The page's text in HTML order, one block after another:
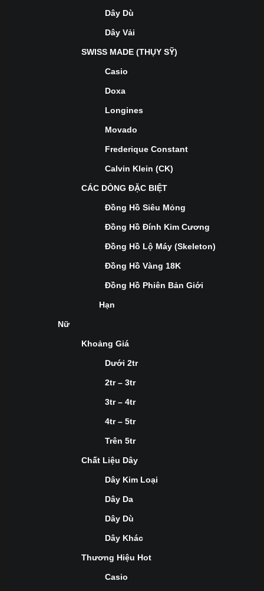
Dây Dù
Dây Vải
SWISS MADE (THỤY SỸ)
Casio
Doxa
Longines
Movado
Frederique Constant
Calvin Klein (CK)
CÁC DÒNG ĐẶC BIỆT
Đồng Hồ Siêu Mỏng
Đồng Hồ Đính Kim Cương
Đồng Hồ Lộ Máy (Skeleton)
Đồng Hồ Vàng 18K
Đồng Hồ Phiên Bản Giới
Hạn
Nữ
Khoảng Giá
Dưới 2tr
2tr – 3tr
3tr – 4tr
4tr – 5tr
Trên 5tr
Chất Liệu Dây
Dây Kim Loại
Dây Da
Dây Dù
Dây Khác
Thương Hiệu Hot
Casio